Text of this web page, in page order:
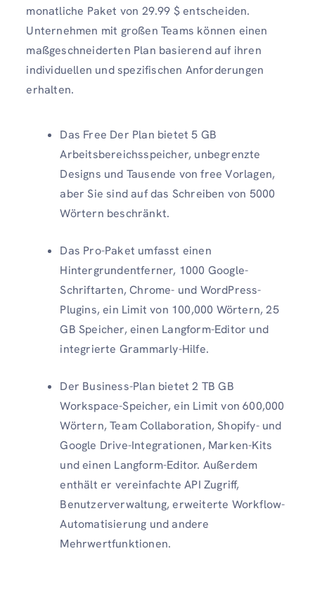
monatliche Paket von 29.99 $ entscheiden.
Unternehmen mit großen Teams können einen
maßgeschneiderten Plan basierend auf ihren
individuellen und spezifischen Anforderungen
erhalten.
Das Free Der Plan bietet 5 GB
Arbeitsbereichsspeicher, unbegrenzte
Designs und Tausende von free Vorlagen,
aber Sie sind auf das Schreiben von 5000
Wörtern beschränkt.
Das Pro-Paket umfasst einen
Hintergrundentferner, 1000 Google-
Schriftarten, Chrome- und WordPress-
Plugins, ein Limit von 100,000 Wörtern, 25
GB Speicher, einen Langform-Editor und
integrierte Grammarly-Hilfe.
Der Business-Plan bietet 2 TB GB
Workspace-Speicher, ein Limit von 600,000
Wörtern, Team Collaboration, Shopify- und
Google Drive-Integrationen, Marken-Kits
und einen Langform-Editor. Außerdem
enthält er vereinfachte API Zugriff,
Benutzerverwaltung, erweiterte Workflow-
Automatisierung und andere
Mehrwertfunktionen.